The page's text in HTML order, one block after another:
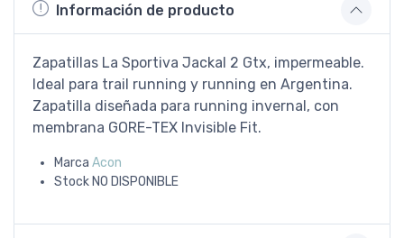
Información de producto
Zapatillas La Sportiva Jackal 2 Gtx, impermeable.
Ideal para trail running y running en Argentina.
Zapatilla diseñada para running invernal, con
membrana GORE-TEX Invisible Fit.
Marca Acon
Stock NO DISPONIBLE